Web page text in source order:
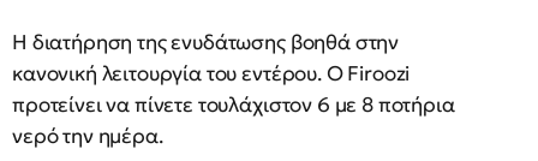
Η διατήρηση της ενυδάτωσης βοηθά στην
κανονική λειτουργία του εντέρου. Ο Firoozi
προτείνει να πίνετε τουλάχιστον 6 με 8 ποτήρια
νερό την ημέρα.